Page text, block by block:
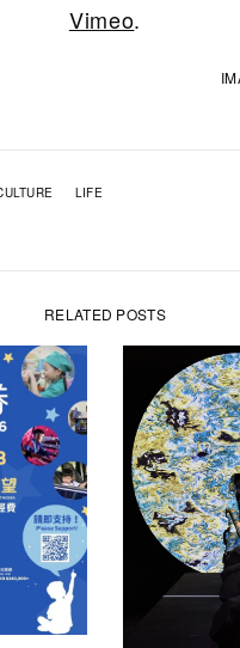
Vimeo.
LIFE
RELATED POSTS